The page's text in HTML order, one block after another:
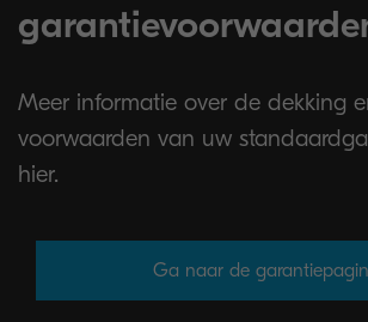
Meer informatie over de dekking
voorwaarden van uw
hier.
Ga naar de